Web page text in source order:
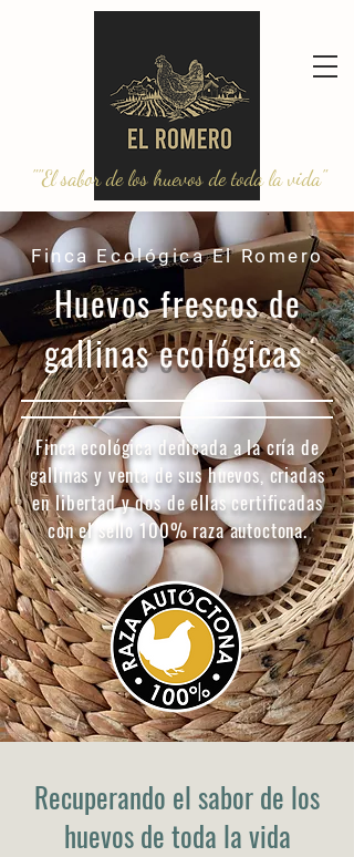
""El sabor de los huevos de toda la vida"
Finca Ecológica El Romero
Huevos frescos de
gallinas ecológicas
Finca ecológica dedicada a la cría de
gallinas y venta de sus huevos, criadas
en libertad y dos de ellas certificadas
con el sello 100% raza autoctona.
Recuperando el sabor de los
huevos de toda la vida